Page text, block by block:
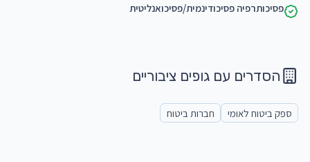
פסיכותרפיה פסיכודינמית/פסיכואנליטית
הסדרים עם גופים ציבוריים
ספק ביטוח לאומי חברות ביטוח